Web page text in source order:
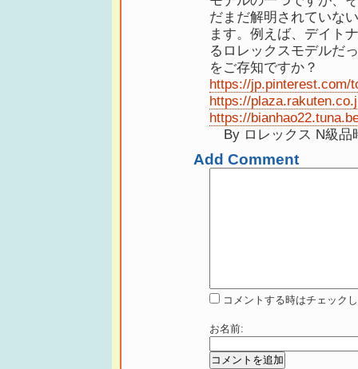
だまだ解明されていな
ます。例えば、デイト
るロレックスモデルだ
をご存知ですか？
https://jp.pinterest.com/
https://
https://
By ロレックス N級品
Add Comment
コメントする時はチェック
お名前: